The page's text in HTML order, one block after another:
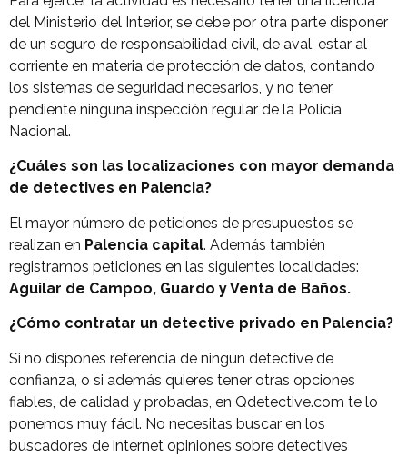
del Ministerio del Interior, se debe por otra parte disponer
de un seguro de responsabilidad civil, de aval, estar al
corriente en materia de protección de datos, contando
los sistemas de seguridad necesarios, y no tener
pendiente ninguna inspección regular de la Policía
Nacional.
¿Cuáles son las localizaciones con mayor demanda
de detectives en Palencia?
El mayor número de peticiones de presupuestos se
realizan en Palencia capital. Además también
registramos peticiones en las siguientes localidades:
Aguilar de Campoo, Guardo y Venta de Baños.
¿Cómo contratar un detective privado en Palencia?
Si no dispones referencia de ningún detective de
confianza, o si además quieres tener otras opciones
fiables, de calidad y probadas, en Qdetective.com te lo
ponemos muy fácil. No necesitas buscar en los
buscadores de internet opiniones sobre detectives